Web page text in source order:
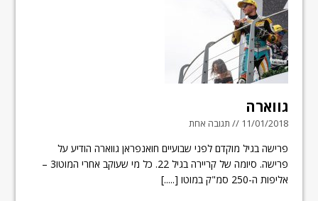
גווארה
11/01/2018 // תגובה אחת
פרישה בגיל מוקדם לפני שבועיים חואנפראן גווארה הודיע על
פרישה. סיומה של קריירה בגיל 22. כל מי שעוקב אחרי המוטו3 –
אליפות ה-250 סמ"ק במוטו
[.....]